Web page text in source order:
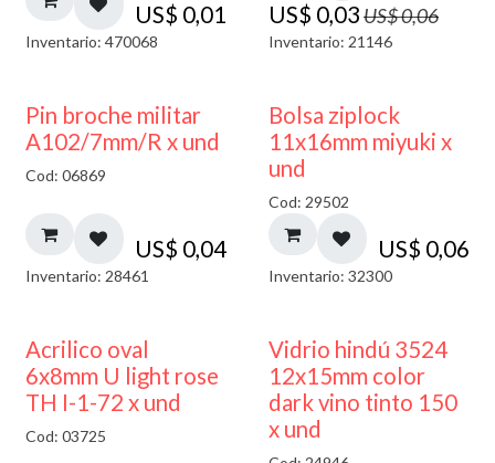
US$ 0,01
Inventario: 470068
US$ 0,03US$0,06
Inventario: 21146
Pin broche militar
A102/7mm/R x und
Cod: 06869
US$ 0,04
Inventario: 28461
¡NUEVO!
Bolsa ziplock
11x16mm miyuki x
und
Cod: 29502
US$ 0,06
Inventario: 32300
50% DESCUENTO
Acrilico oval
6x8mm U light rose
TH I-1-72 x und
Cod: 03725 40% DESCUENTO
Vidrio hindú 3524
12x15mm color
dark vino tinto 150
x und